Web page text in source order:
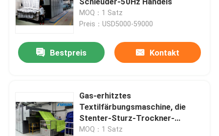
Kontakte
MOQ：1 Satz
Preis：USD5000-59000
Bestpreis Kontakt
Gas-erhitztes
Textilfärbungsmaschine, die
Stenter-Sturz-Trockner-
Ausrüstung beendet
MOQ：1 Satz